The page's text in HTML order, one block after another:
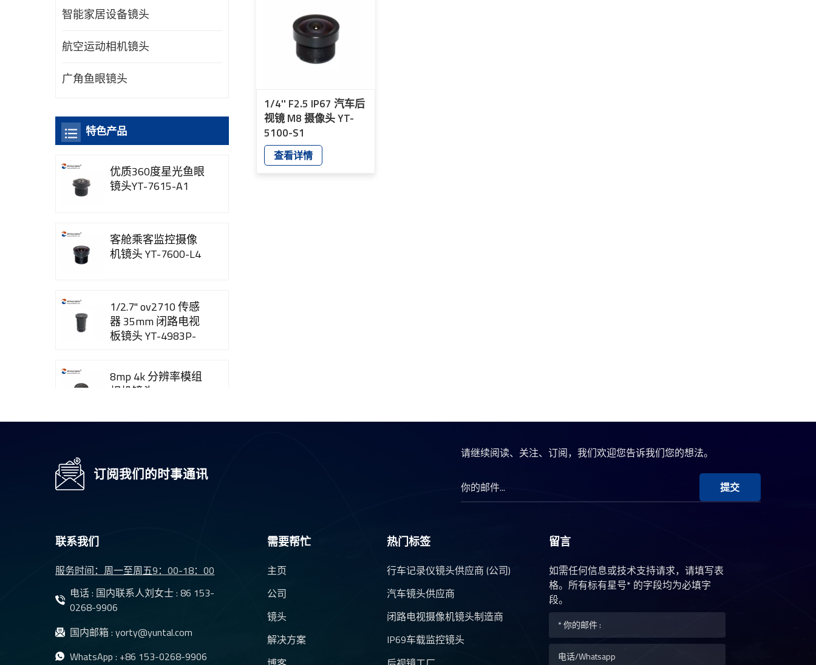
1/4'' F2.5 IP67 汽车后
视镜 M8 摄像头 YT-
5100-S1
查看详情
智能家居设备镜头
航空运动相机镜头
广角鱼眼镜头
特色产品
优质360度星光鱼眼
镜头YT-7615-A1
客舱乘客监控摄像
机镜头 YT-7600-L4
1/2.7" ov2710 传感
器 35mm 闭路电视
板镜头 YT-4983P-
8mp 4k 分辨率模组
相机镜头 YT-3560-
HD1080p防水红外
汽车后视镜头YT-
7071-A1
6.1mm车载智能辅
订阅我们的时事通讯
请继续阅读、关注、订阅，我们欢迎您告诉我们您的想法。
提交
联系我们
服务时间：周一至周五9：00-18：00
电话 : 国内联系人刘女士 :86 153-
0268-9906
国内邮箱 :yorty@yuntal.com
WhatsApp : +86 153-0268-9906
需要帮忙
主页
公司
镜头
解决方案
热门标签
行车记录仪镜头供应商 (公司)
汽车镜头供应商
闭路电视摄像机镜头制造商
IP69车载监控镜头
留言
如需任何信息或技术支持请求，请填写表
格。所有标有星号* 的字段均为必填字
段。